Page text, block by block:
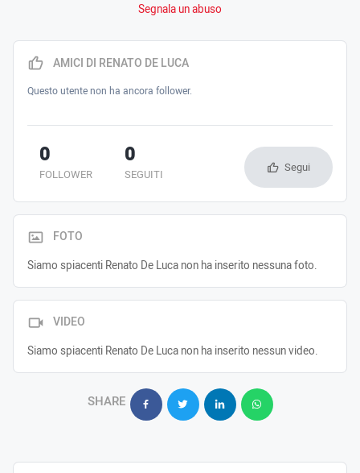
Segnala un abuso
AMICI DI RENATO DE LUCA
Questo utente non ha ancora follower.
FOLLOWER
0
SEGUITI
0 Segui
FOTO
Siamo spiacenti Renato De Luca non ha inserito nessuna foto.
VIDEO
Siamo spiacenti Renato De Luca non ha inserito nessun video.
SHARE